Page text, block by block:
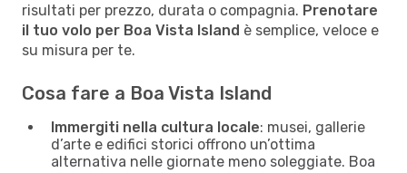
risultati per prezzo, durata o compagnia. Prenotare
il tuo volo per Boa Vista Island è semplice, veloce e
su misura per te.
Cosa fare a Boa Vista Island
Immergiti nella cultura locale: musei, gallerie
d’arte e edifici storici offrono un’ottima
alternativa nelle giornate meno soleggiate. Boa